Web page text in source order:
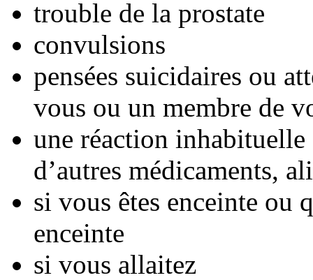
trouble de la prostate
convulsions
pensées suicidaires ou
vous ou un membre de
une réaction
d’autres médicaments,
si vous êtes enceinte ou
enceinte
si vous allaitez